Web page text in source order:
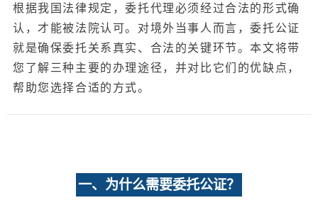
根据我国法律规定，委托代理必须经过合法的形式确
认，才能被法院认可。对境外当事人而言，委托公证
就是确保委托关系真实、合法的关键环节。本文将带
您了解三种主要的办理途径，并对比它们的优缺点，
帮助您选择合适的方式。
一、为什么需要委托公证？